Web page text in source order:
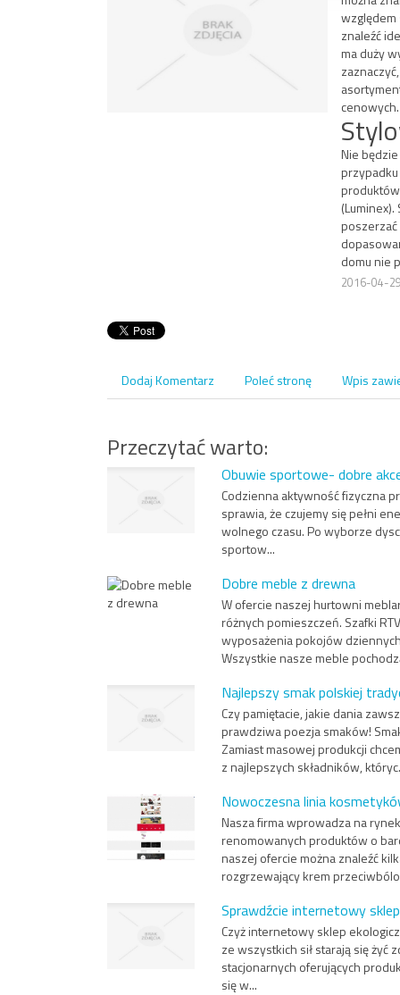
względem
znaleźć
ma duży
cenowych.
Nie
produktów
domu nie
2016-04-
Dodaj Komentarz Poleć stronę Wpis
Przeczytać warto:
Obuwie sportowe- dobre
Codzienna aktywność fizyczna
sprawia, że czujemy się pełni
wolnego czasu. Po wyborze
sportow...
Dobre meble z drewna
W ofercie naszej hurtowni
różnych pomieszczeń. Szafki
wyposażenia pokojów
Wszystkie nasze meble
Najlepszy smak polskiej
Czy pamiętacie, jakie dania
prawdziwa poezja smaków!
Zamiast masowej produkcji
z najlepszych składników,
Nowoczesna linia
Nasza firma wprowadza na
renomowanych produktów o
naszej ofercie można znaleźć
rozgrzewający krem
Sprawdźcie internetowy
Czyż internetowy sklep
ze wszystkich sił starają się żyć
stacjonarnych oferujących
się w...